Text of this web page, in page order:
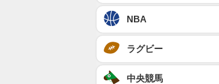
NBA
ラグビー
中央競馬